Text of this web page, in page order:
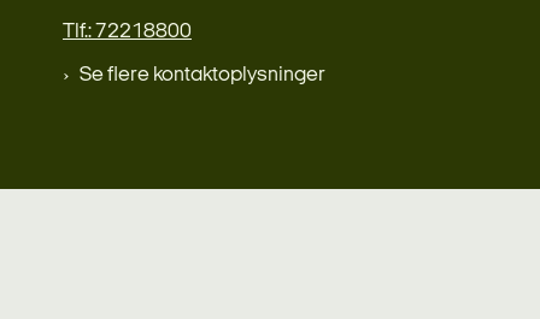
Tlf.: 72218800
Se flere kontaktoplysninger